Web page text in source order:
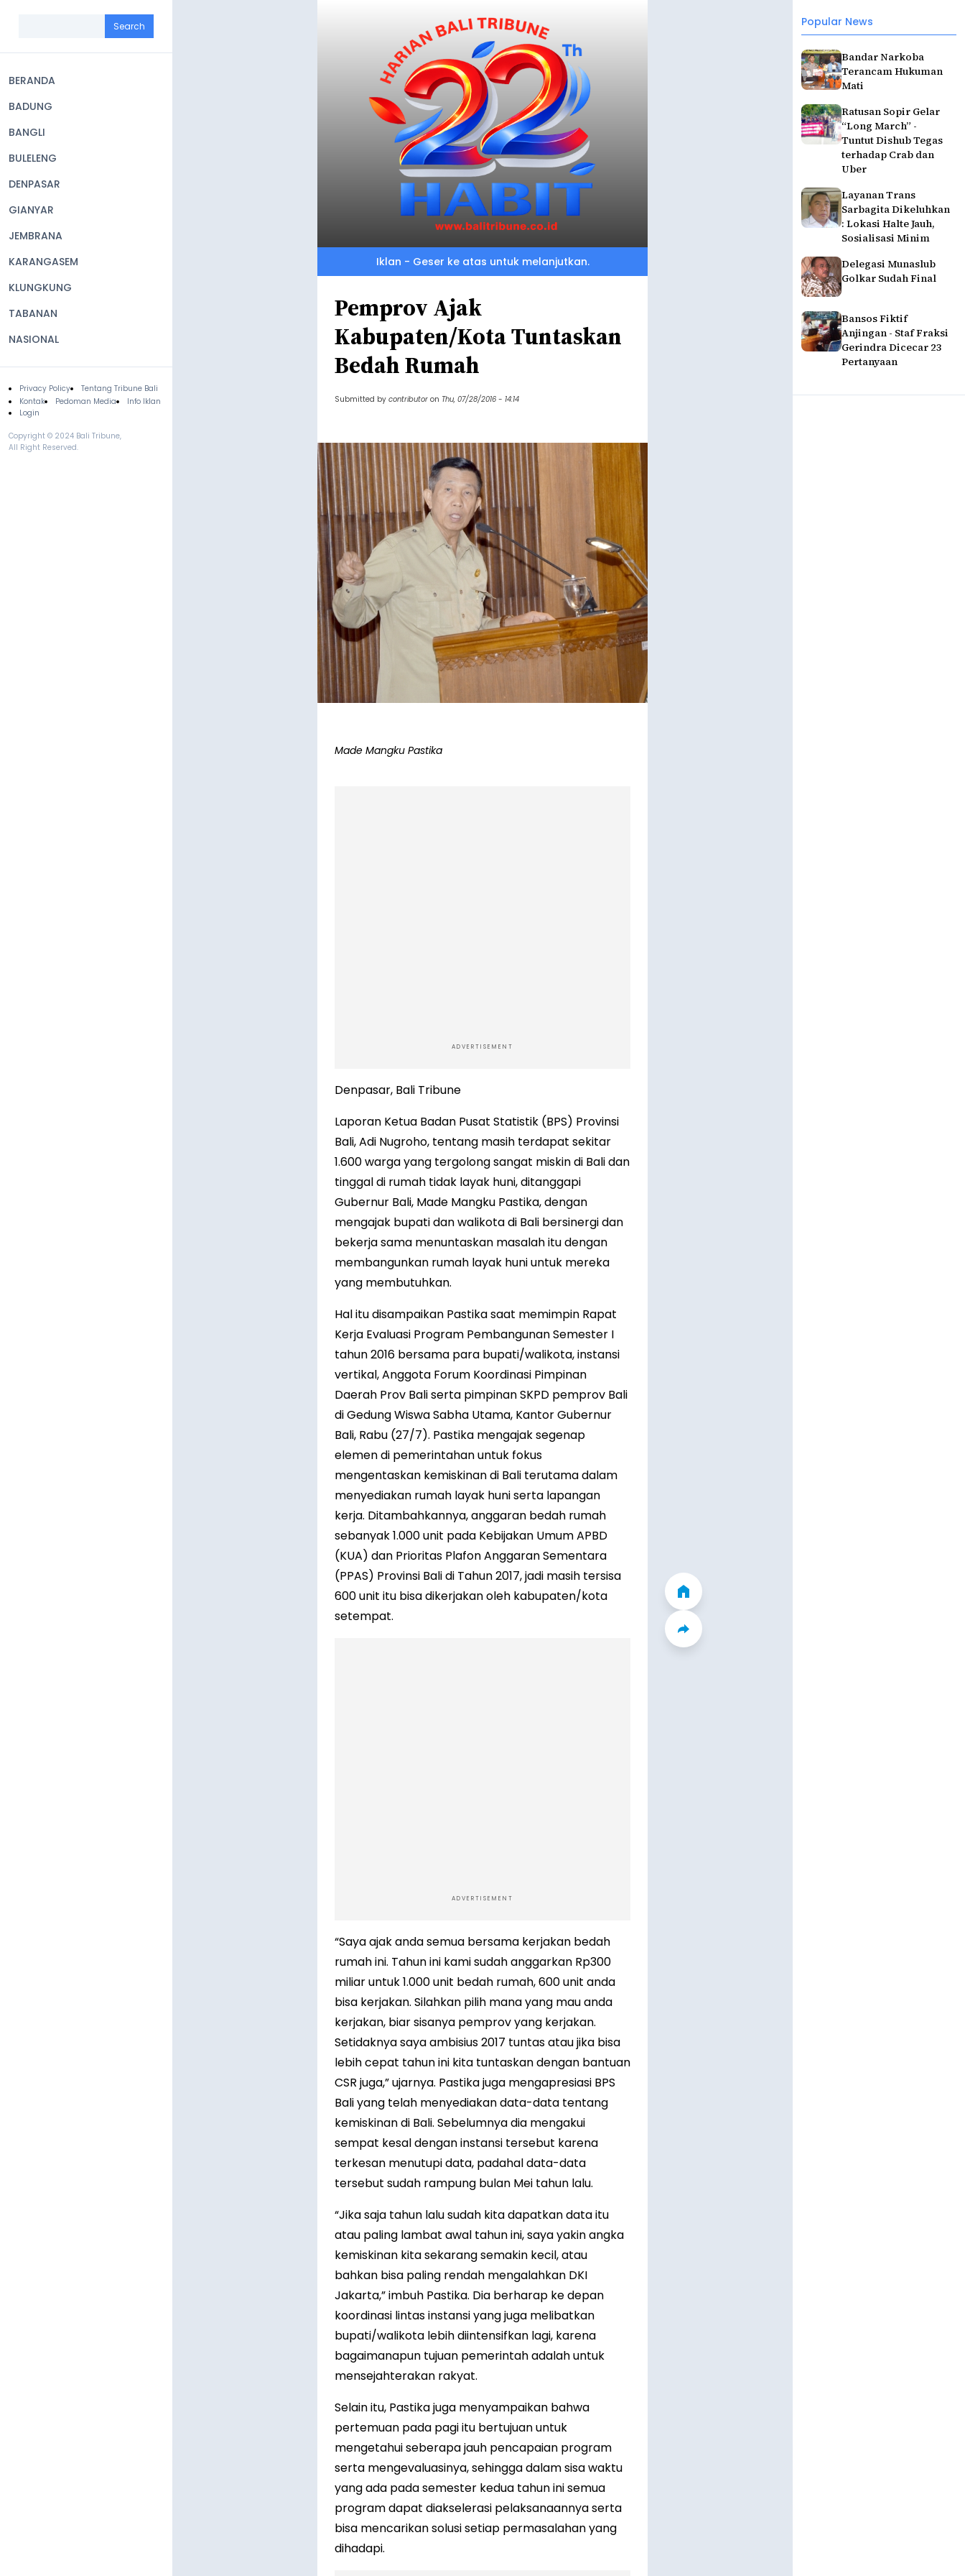
navigation
BERANDA
BADUNG
BANGLI
BULELENG
DENPASAR
GIANYAR
JEMBRANA
KARANGASEM
KLUNGKUNG
TABANAN
NASIONAL
Footer
Privacy Policy
Tentang Tribune Bali
Kontak
Pedoman Media
Info Iklan
Login
Copyright © 2024 Bali Tribune,
All Right Reserved.
Popular News
Bandar Narkoba
Terancam Hukuman
Mati
Ratusan Sopir Gelar
“Long March” -
Tuntut Dishub Tegas
terhadap Crab dan
Uber
Layanan Trans
Sarbagita Dikeluhkan
: Lokasi Halte Jauh,
Sosialisasi Minim
Delegasi Munaslub
Golkar Sudah Final
Bansos Fiktif
Anjingan - Staf Fraksi
Gerindra Dicecar 23
Pertanyaan
Iklan - Geser ke atas untuk melanjutkan.
Pemprov Ajak
Kabupaten/Kota Tuntaskan
Bedah Rumah
Submitted by contributor on Thu, 07/28/2016 - 14:14
Made Mangku Pastika
ADVERTISEMENT
Denpasar, Bali Tribune
Laporan Ketua Badan Pusat Statistik (BPS) Provinsi
Bali, Adi Nugroho, tentang masih terdapat sekitar
1.600 warga yang tergolong sangat miskin di Bali dan
tinggal di rumah tidak layak huni, ditanggapi
Gubernur Bali, Made Mangku Pastika, dengan
mengajak bupati dan walikota di Bali bersinergi dan
bekerja sama menuntaskan masalah itu dengan
membangunkan rumah layak huni untuk mereka
yang membutuhkan.
Hal itu disampaikan Pastika saat memimpin Rapat
Kerja Evaluasi Program Pembangunan Semester I
tahun 2016 bersama para bupati/walikota, instansi
vertikal, Anggota Forum Koordinasi Pimpinan
Daerah Prov Bali serta pimpinan SKPD pemprov Bali
di Gedung Wiswa Sabha Utama, Kantor Gubernur
Bali, Rabu (27/7). Pastika mengajak segenap
elemen di pemerintahan untuk fokus
mengentaskan kemiskinan di Bali terutama dalam
menyediakan rumah layak huni serta lapangan
kerja. Ditambahkannya, anggaran bedah rumah
sebanyak 1.000 unit pada Kebijakan Umum APBD
(KUA) dan Prioritas Plafon Anggaran Sementara
(PPAS) Provinsi Bali di Tahun 2017, jadi masih tersisa
600 unit itu bisa dikerjakan oleh kabupaten/kota
setempat.
ADVERTISEMENT
“Saya ajak anda semua bersama kerjakan bedah
rumah ini. Tahun ini kami sudah anggarkan Rp300
miliar untuk 1.000 unit bedah rumah, 600 unit anda
bisa kerjakan. Silahkan pilih mana yang mau anda
kerjakan, biar sisanya pemprov yang kerjakan.
Setidaknya saya ambisius 2017 tuntas atau jika bisa
lebih cepat tahun ini kita tuntaskan dengan bantuan
CSR juga,” ujarnya. Pastika juga mengapresiasi BPS
Bali yang telah menyediakan data-data tentang
kemiskinan di Bali. Sebelumnya dia mengakui
sempat kesal dengan instansi tersebut karena
terkesan menutupi data, padahal data-data
tersebut sudah rampung bulan Mei tahun lalu.
“Jika saja tahun lalu sudah kita dapatkan data itu
atau paling lambat awal tahun ini, saya yakin angka
kemiskinan kita sekarang semakin kecil, atau
bahkan bisa paling rendah mengalahkan DKI
Jakarta,” imbuh Pastika. Dia berharap ke depan
koordinasi lintas instansi yang juga melibatkan
bupati/walikota lebih diintensifkan lagi, karena
bagaimanapun tujuan pemerintah adalah untuk
mensejahterakan rakyat.
Selain itu, Pastika juga menyampaikan bahwa
pertemuan pada pagi itu bertujuan untuk
mengetahui seberapa jauh pencapaian program
serta mengevaluasinya, sehingga dalam sisa waktu
yang ada pada semester kedua tahun ini semua
program dapat diakselerasi pelaksanaannya serta
bisa mencarikan solusi setiap permasalahan yang
dihadapi.